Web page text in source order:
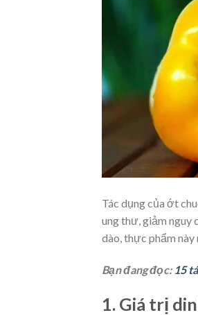
Tác dụng của ớt
ung thư, giảm nguy
dào, thực phẩm
Bạn đang đọc: 15
1. Giá trị